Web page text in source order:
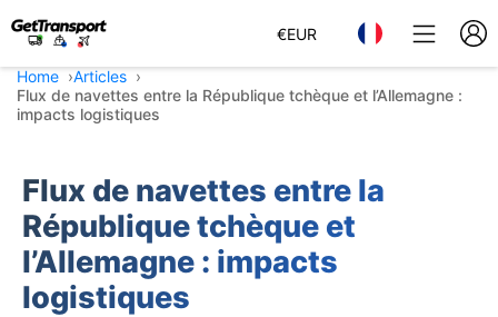
€EUR
Home
Articles
Flux de navettes entre la République tchèque et l’Allemagne :
impacts logistiques
Flux de navettes entre la
République tchèque et
l’Allemagne : impacts
logistiques